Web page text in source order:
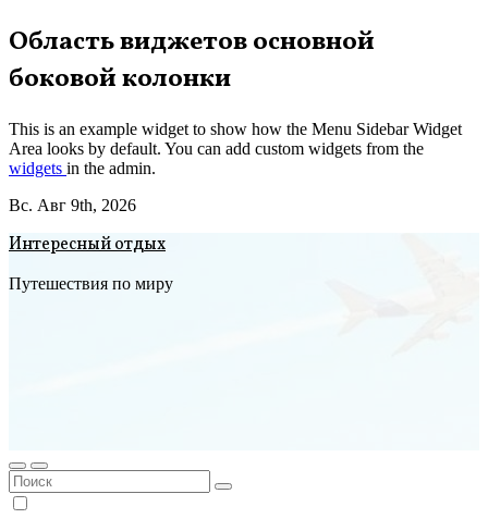
Перейти
к
содержимому
Область виджетов основной
боковой колонки
This is an example widget to show how the Menu Sidebar Widget
Area looks by default. You can add custom widgets from the
widgets in the admin.
Вс. Авг 9th, 2026
Интересный отдых
Путешествия по миру